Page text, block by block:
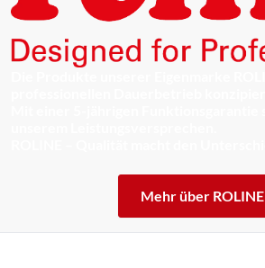
Mehr über ROLINE